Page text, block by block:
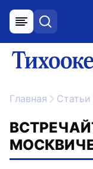
меню поиск
Главная Статьи